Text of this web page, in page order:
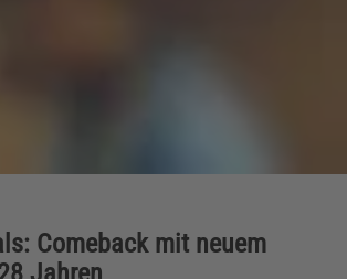
Comeback mit neuem